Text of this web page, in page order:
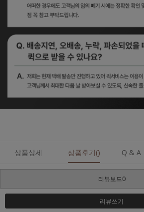
상품상세 상품후기() Q & A
리뷰보드0
리뷰쓰기